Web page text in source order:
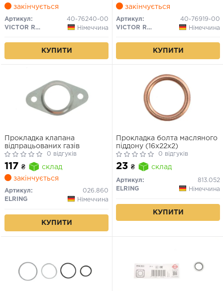
закінчується
Артикул:
40-76240-00
VICTOR REINZ
Німеччина
КУПИТИ
закінчується
Артикул:
40-76919-00
VICTOR REINZ
Німеччина
КУПИТИ
Прокладка клапана
відпрацьованих газів
0 відгуків
117 ₴
склад
закінчується
Артикул:
026.860
ELRING
Німеччина
КУПИТИ
Прокладка болта масляного
піддону (16x22x2)
0 відгуків
23 ₴ склад
Артикул:
813.052
ELRING
Німеччина
КУПИТИ